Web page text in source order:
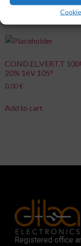
Add to cart
COND.EL.VERT.T
20% 16V 105°
0,00€
Add to cart
Registered office